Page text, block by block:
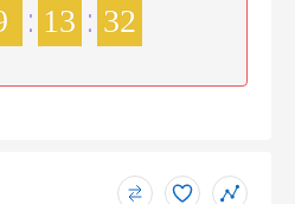
13 32